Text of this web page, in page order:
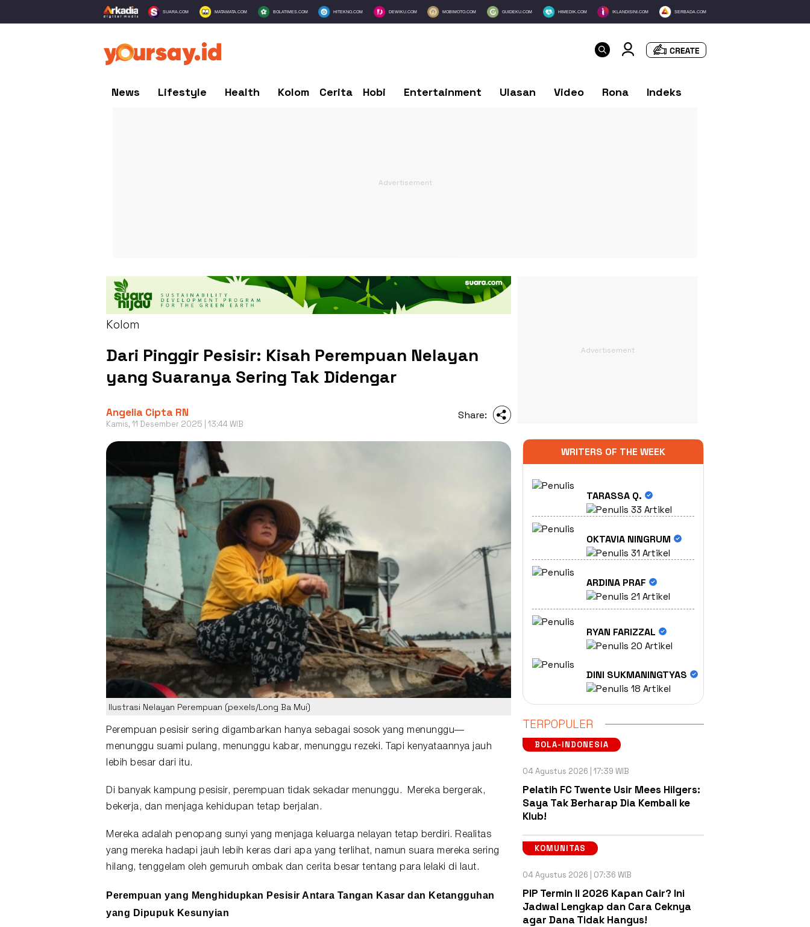
SUARA.COM MATAMATA.COM BOLATIMES.COM HITEKNO.COM DEWIKU.COM MOBIMOTO.COM GUIDEKU.COM HIMEDIK.COM IKLANDISINI.COM SERBADA.COM
News Lifestyle Health Kolom Cerita Hobi Entertainment Ulasan Video Rona Indeks
Kolom
Dari Pinggir Pesisir: Kisah Perempuan Nelayan
yang Suaranya Sering Tak Didengar
Angelia Cipta RN
Kamis, 11 Desember 2025 | 13:44 WIB
Share:
Ilustrasi Nelayan Perempuan (pexels/Long Ba Mui)
Perempuan pesisir sering digambarkan hanya sebagai sosok yang menunggu—
menunggu suami pulang, menunggu kabar, menunggu rezeki. Tapi kenyataannya jauh
lebih besar dari itu.
Di banyak kampung pesisir, perempuan tidak sekadar menunggu. Mereka bergerak,
bekerja, dan menjaga kehidupan tetap berjalan.
Mereka adalah penopang sunyi yang menjaga keluarga nelayan tetap berdiri. Realitas
yang mereka hadapi jauh lebih keras dari apa yang terlihat, namun suara mereka sering
hilang, tenggelam oleh gemuruh ombak dan cerita besar tentang para lelaki di laut.
Perempuan yang Menghidupkan Pesisir Antara Tangan Kasar dan Ketangguhan
yang Dipupuk Kesunyian
WRITERS OF THE WEEK
TARASSA Q.
33 Artikel
OKTAVIA NINGRUM
31 Artikel
ARDINA PRAF
21 Artikel
RYAN FARIZZAL
20 Artikel
DINI SUKMANINGTYAS
18 Artikel
TERPOPULER
BOLA-INDONESIA
04 Agustus 2026 | 17:39 WIB
Pelatih FC Twente Usir Mees Hilgers:
Saya Tak Berharap Dia Kembali ke
Klub!
KOMUNITAS
04 Agustus 2026 | 07:36 WIB
PIP Termin II 2026 Kapan Cair? Ini
Jadwal Lengkap dan Cara Ceknya
agar Dana Tidak Hangus!